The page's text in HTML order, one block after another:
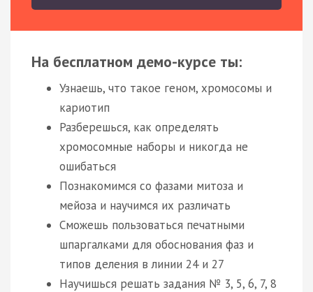
На бесплатном демо-курсе ты:
Узнаешь, что такое геном, хромосомы и
кариотип
Разберешься, как определять
хромосомные наборы и никогда не
ошибаться
Познакомимся со фазами митоза и
мейоза и научимся их различать
Сможешь пользоваться печатными
шпаргалками для обоснования фаз и
типов деления в линии 24 и 27
Научишься решать задания № 3, 5, 6, 7, 8